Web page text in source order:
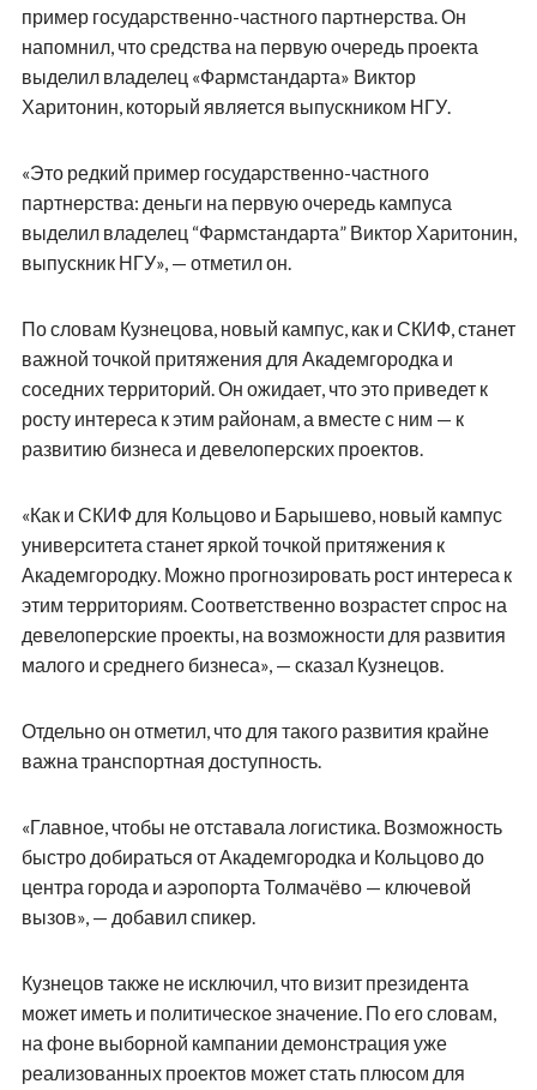
пример государственно-частного партнерства. Он
напомнил, что средства на первую очередь проекта
выделил владелец «Фармстандарта» Виктор
Харитонин, который является выпускником НГУ.
«Это редкий пример государственно-частного
партнерства: деньги на первую очередь кампуса
выделил владелец “Фармстандарта” Виктор Харитонин,
выпускник НГУ», — отметил он.
По словам Кузнецова, новый кампус, как и СКИФ, станет
важной точкой притяжения для Академгородка и
соседних территорий. Он ожидает, что это приведет к
росту интереса к этим районам, а вместе с ним — к
развитию бизнеса и девелоперских проектов.
«Как и СКИФ для Кольцово и Барышево, новый кампус
университета станет яркой точкой притяжения к
Академгородку. Можно прогнозировать рост интереса к
этим территориям. Соответственно возрастет спрос на
девелоперские проекты, на возможности для развития
малого и среднего бизнеса», — сказал Кузнецов.
Отдельно он отметил, что для такого развития крайне
важна транспортная доступность.
«Главное, чтобы не отставала логистика. Возможность
быстро добираться от Академгородка и Кольцово до
центра города и аэропорта Толмачёво — ключевой
вызов», — добавил спикер.
Кузнецов также не исключил, что визит президента
может иметь и политическое значение. По его словам,
на фоне выборной кампании демонстрация уже
реализованных проектов может стать плюсом для